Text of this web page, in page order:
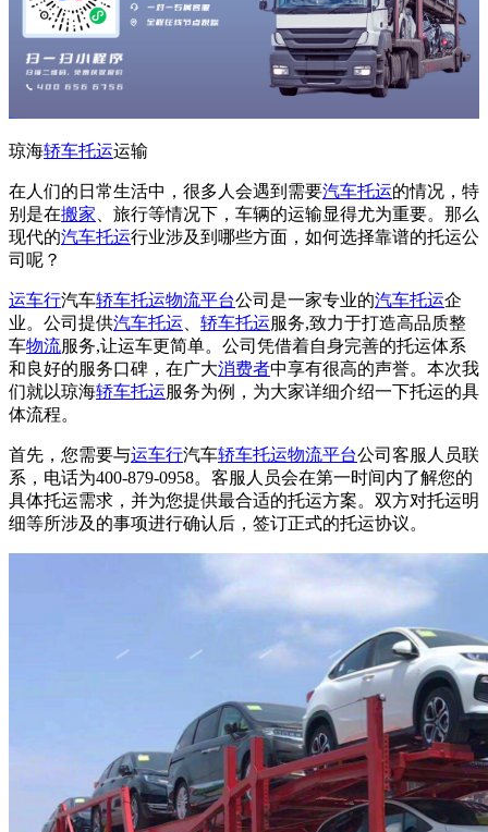
琼海轿车托运运输
在人们的日常生活中，很多人会遇到需要汽车托运的情况，特
别是在搬家 、旅行等情况下，车辆的运输显得尤为重要。那么
现代的汽车托运行业涉及到哪些方面，如何选择靠谱的托运公
司呢？
运车行汽车轿车托运物流平台公司是一家专业的汽车托运企
业。公司提供汽车托运 轿车托运服务,致力于打造高品质整
车物流服务,让运车更简单。公司凭借着自身完善的托运体系
和良好的服务口碑，在广大消费者中享有很高的声誉。本次我
们就以琼海轿车托运服务为例，为大家详细介绍一下托运的具
体流程。
首先，您需要与运车行汽车轿车托运物流平台公司客服人员联
系，电话为400-879-0958。客服人员会在第一时间内了解您的
具体托运需求，并为您提供最合适的托运方案。双方对托运明
细等所涉及的事项进行确认后，签订正式的托运协议。